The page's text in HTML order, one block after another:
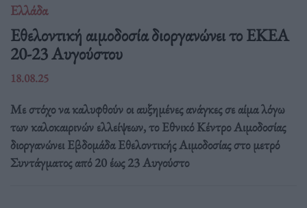
Ελλάδα
Eθελοντική αιμοδοσία διοργανώνει το ΕΚΕΑ
20-23 Αυγούστου
18.08.25
Με στόχο να καλυφθούν οι αυξημένες ανάγκες σε αίμα λόγω
των καλοκαιρινών ελλείψεων, το Εθνικό Κέντρο Αιμοδοσίας
διοργανώνει Εβδομάδα Εθελοντικής Αιμοδοσίας στο μετρό
Συντάγματος από 20 έως 23 Αυγούστο